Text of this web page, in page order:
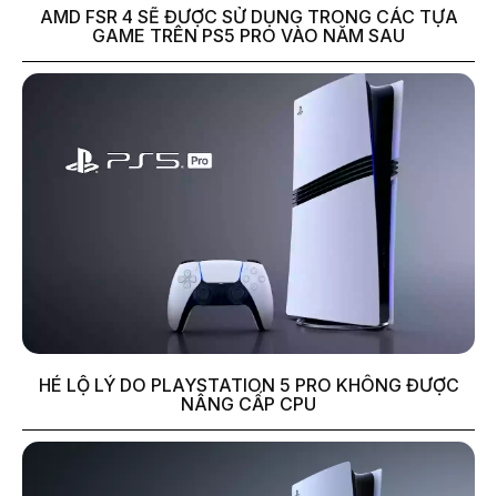
AMD FSR 4 SẼ ĐƯỢC SỬ DỤNG TRONG CÁC TỰA
GAME TRÊN PS5 PRO VÀO NĂM SAU
HÉ LỘ LÝ DO PLAYSTATION 5 PRO KHÔNG ĐƯỢC
NÂNG CẤP CPU